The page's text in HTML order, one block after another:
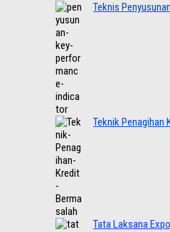
Teknis
Teknik Penagihan
Tata Laksana